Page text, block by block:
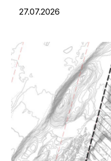
27.07.2026